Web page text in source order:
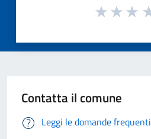
Contatta il comune
Leggi le domande frequenti